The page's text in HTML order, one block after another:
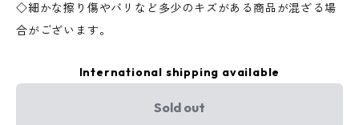
◇細かな擦り傷やバリなど多少のキズがある商品が混ざる場
合がございます。
International shipping available
Sold out